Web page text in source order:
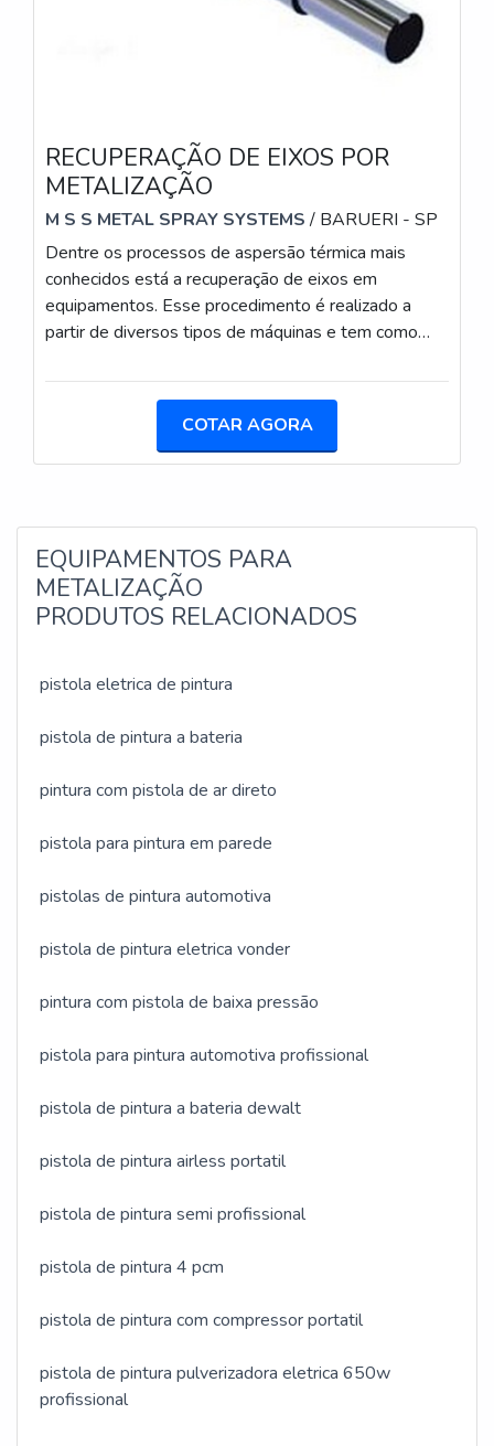
RECUPERAÇÃO DE EIXOS POR
METALIZAÇÃO
M S S METAL SPRAY SYSTEMS/ BARUERI - SP
Dentre os processos de aspersão térmica mais
conhecidos está a recuperação de eixos em
equipamentos. Esse procedimento é realizado a
partir de diversos tipos de máquinas e tem como
resistência dos equipamentos que por ele são
trabalho de recuperação de eixos por metalização
seja realizado da melhor forma possível, é
COTAR AGORA
EQUIPAMENTOS PARA
METALIZAÇÃO
PRODUTOS RELACIONADOS
pistola eletrica de pintura
pistola de pintura a bateria
pintura com pistola de ar direto
pistola para pintura em parede
pistolas de pintura automotiva
pistola de pintura eletrica vonder
pintura com pistola de baixa pressão
pistola para pintura automotiva profissional
pistola de pintura a bateria dewalt
pistola de pintura airless portatil
pistola de pintura semi profissional
pistola de pintura 4 pcm
pistola de pintura com compressor portatil
pistola de pintura pulverizadora eletrica 650w
profissional